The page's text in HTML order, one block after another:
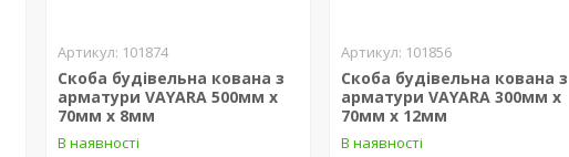
101874
Скоба будівельна кована з
арматури VAYARA 500мм х
70мм х 8мм
В наявності
101856
Скоба будівельна кована з
арматури VAYARA 300мм х
70мм х 12мм
В наявності